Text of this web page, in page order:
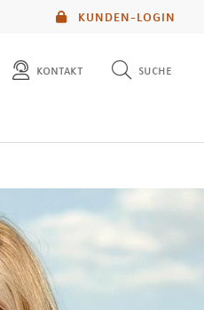
KUNDEN-LOGIN
kontakt suche